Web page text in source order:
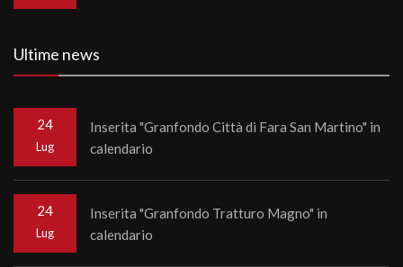
Ultime news
24
Lug
Inserita "Granfondo Città di Fara San Martino" in
calendario
24
Lug
Inserita "Granfondo Tratturo Magno" in
calendario